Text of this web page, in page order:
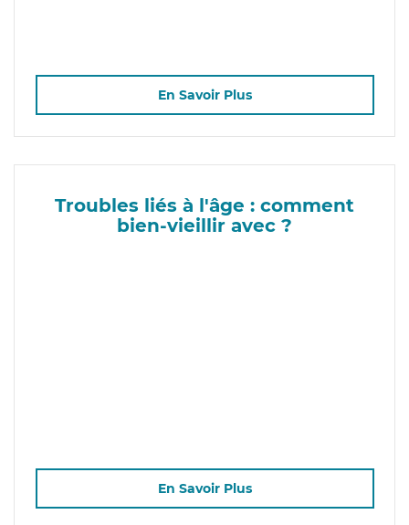
En Savoir Plus
Troubles liés à l'âge : comment
bien-vieillir avec ?
En Savoir Plus